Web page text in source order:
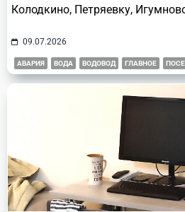
Колодкино, Петряевку,
09.07.2026
АВАРИЯ ВОДА ВОДОВОД ГЛАВНОЕ